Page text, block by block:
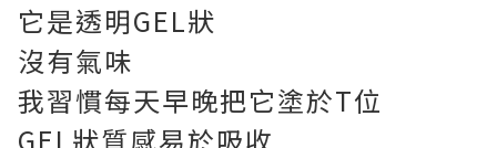
它是透明GEL狀
沒有氣味
我習慣每天早晚把它塗於T位
GEL狀質感易於吸收